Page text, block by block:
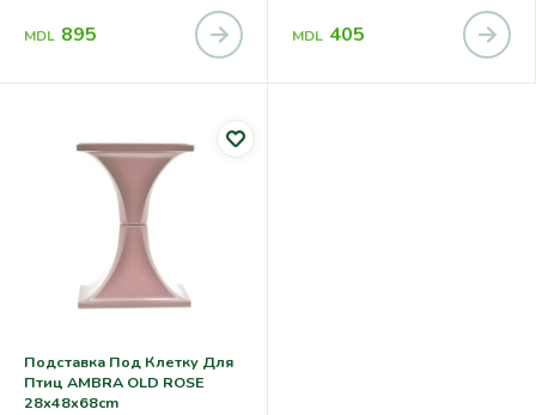
MDL 895 MDL 405
Подставка Под Клетку Для
Птиц AMBRA OLD ROSE
28x48x68cm